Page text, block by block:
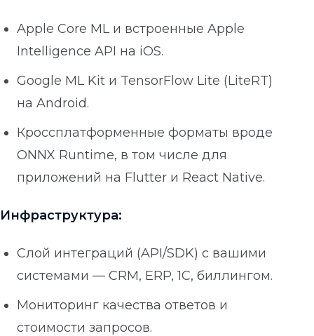
Apple Core ML и встроенные Apple
Intelligence API на iOS.
Google ML Kit и TensorFlow Lite (LiteRT)
на Android.
Кроссплатформенные форматы вроде
ONNX Runtime, в том числе для
приложений на Flutter и React Native.
Инфраструктура:
Слой интеграций (API/SDK) с вашими
системами — CRM, ERP, 1С, биллингом.
Мониторинг качества ответов и
стоимости запросов.